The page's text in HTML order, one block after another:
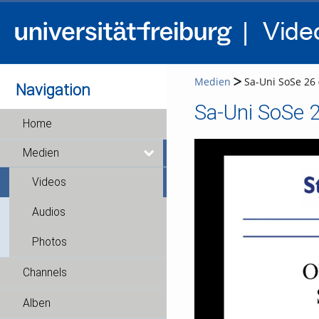
Navigation
Home
Medien
Videos
Audios
Photos
Channels
Alben
Medien Sa-Uni SoSe 26
Sa-Uni SoSe